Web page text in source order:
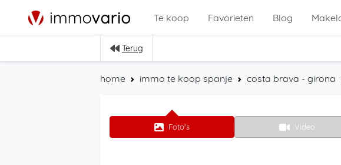
Te koop Favorieten Blog
Terug
home immo te koop spanje costa brava - girona
Foto's Video